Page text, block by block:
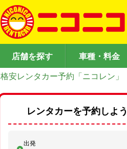
店舗を探す 車種・料金
格安レンタカー予約「ニコレン」
レンタカーを予約しよう
出発